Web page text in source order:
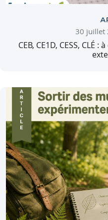
30 juillet
CEB, CE1D, CESS, CLÉ